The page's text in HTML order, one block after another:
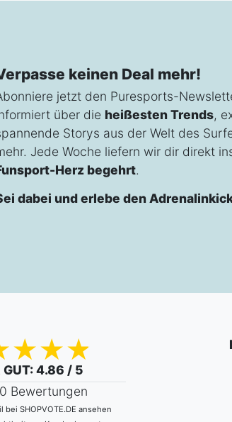
keinen Deal mehr!
jetzt den Puresports-
über die heißesten Trends,
Storys aus der Welt des
Jede Woche liefern wir dir direkt
Herz begehrt.
dabei und erlebe den
GUT: 4.86 / 5
Bewertungen
bei SHOPVOTE.DE ansehen